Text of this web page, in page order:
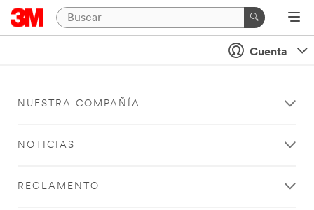
Cuenta
NUESTRA COMPAÑÍA
NOTICIAS
REGLAMENTO